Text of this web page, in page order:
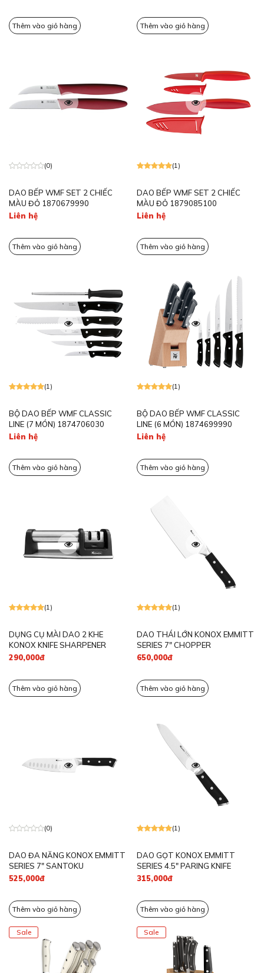
Thêm vào giỏ hàng Thêm vào giỏ hàng
(0)
DAO BẾP WMF SET 2 CHIẾC
MÀU ĐỎ 1870679990
Liên hệ
Thêm vào giỏ hàng
(1)
DAO BẾP WMF SET 2 CHIẾC
MÀU ĐỎ 1879085100
Liên hệ
Thêm vào giỏ hàng
(1)
BỘ DAO BẾP WMF CLASSIC
LINE (7 MÓN) 1874706030
Liên hệ
Thêm vào giỏ hàng
(1)
BỘ DAO BẾP WMF CLASSIC
LINE (6 MÓN) 1874699990
Liên hệ
Thêm vào giỏ hàng
(1)
DỤNG CỤ MÀI DAO 2 KHE
KONOX KNIFE SHARPENER
290,000đ
Thêm vào giỏ hàng
(1)
DAO THÁI LỚN KONOX EMMITT
SERIES 7″ CHOPPER
650,000đ
Thêm vào giỏ hàng
(0)
DAO ĐA NĂNG KONOX EMMITT
SERIES 7″ SANTOKU
525,000đ
Thêm vào giỏ hàng
(1)
DAO GỌT KONOX EMMITT
SERIES 4.5″ PARING KNIFE
315,000đ
Thêm vào giỏ hàng
Sale Sale